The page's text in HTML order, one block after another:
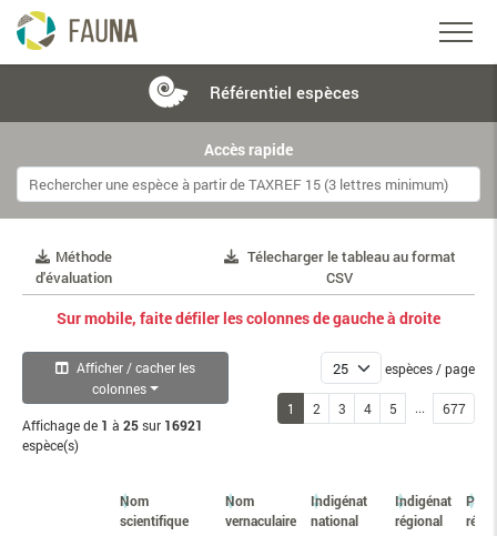
Référentiel espèces
Accès rapide
Méthode
d'évaluation
Télecharger le tableau au format
CSV
Sur mobile, faite défiler les colonnes de gauche à droite
Afficher / cacher les
colonnes
Affichage de 1 à 25sur 16921
espèce(s)
espèces / page
1 2 3 4 5 ... 677
Nom
scientifique
Nom
vernaculaire
Indigénat
national
Indigénat
régional